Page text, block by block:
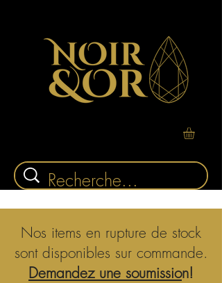
Nos items en rupture de stock
sont disponibles sur commande.
Demandez une soumission!